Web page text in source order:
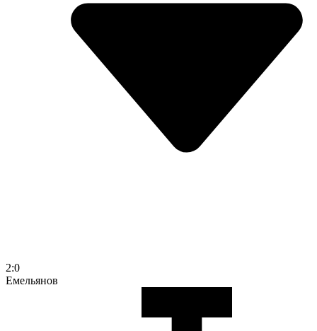
2:0
Емельянов